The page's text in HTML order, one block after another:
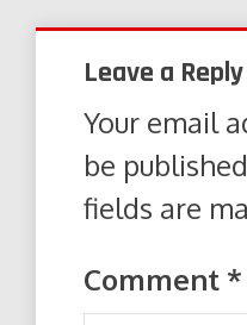
Leave a Reply
Your email
be
fields are
Comment *